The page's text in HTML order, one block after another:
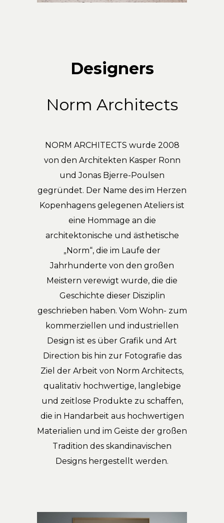
Designers
Norm Architects
NORM ARCHITECTS wurde 2008
von den Architekten Kasper Ronn
und Jonas Bjerre-Poulsen
gegründet. Der Name des im Herzen
Kopenhagens gelegenen Ateliers ist
eine Hommage an die
architektonische und ästhetische
„Norm“, die im Laufe der
Jahrhunderte von den großen
Meistern verewigt wurde, die die
Geschichte dieser Disziplin
geschrieben haben. Vom Wohn- zum
kommerziellen und industriellen
Design ist es über Grafik und Art
Direction bis hin zur Fotografie das
Ziel der Arbeit von Norm Architects,
qualitativ hochwertige, langlebige
und zeitlose Produkte zu schaffen,
die in Handarbeit aus hochwertigen
Materialien und im Geiste der großen
Tradition des skandinavischen
Designs hergestellt werden.